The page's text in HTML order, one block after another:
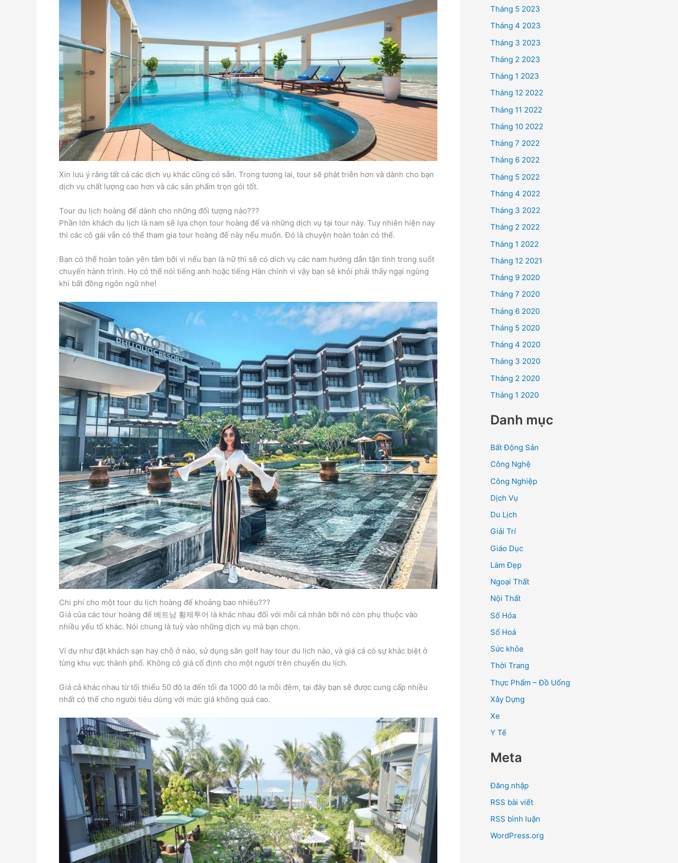
Xin lưu ý rằng tất cả các dịch vụ khác cũng có sẵn. Trong tương lai, tour sẽ phát triễn hơn và dành cho bạn
dịch vụ chất lượng cao hơn và các sản phẩm trọn gói tốt.
Tour du lịch hoàng đế dành cho những đối tượng nào???
Phần lớn khách du lịch là nam sẽ lựa chọn tour hoàng đế và những dịch vụ tại tour này. Tuy nhiên hiện nay
thì các cô gái vẫn có thể tham gia tour hoàng đế này nếu muốn. Đó là chuyện hoàn toàn có thể.
Bạn có thể hoàn toàn yên tâm bỡi vì nếu bạn là nữ thì sẽ có dich vụ các nam hướng dẫn tận tình trong suốt
chuyến hành trình. Họ có thể nói tiếng anh hoặc tiếng Hàn chính vì vậy bạn sẽ khỏi phải thấy ngại ngùng
khi bất đồng ngôn ngữ nhe!
Chi phí cho một tour du lịch hoàng đế khoảng bao nhiêu???
Giá của các tour hoàng đế 베트남 황제투어 là khác nhau đối với mỗi cá nhân bỡi nó còn phụ thuộc vào
nhiều yếu tố khác. Nói chung là tuỳ vào những dịch vụ mà bạn chọn.
Ví dụ như đặt khách sạn hay chỗ ở nào, sử dụng sân golf hay tour du lịch nào, và giá cả có sự khác biệt ở
từng khu vực thành phố. Không có giá cố định cho một người trên chuyến du lịch.
Giá cả khác nhau từ tối thiểu 50 đô la đến tối đa 1000 đô la mỗi đêm, tại đây bạn sẽ được cung cấp nhiều
nhất có thể cho người tiêu dùng với mức giá không quá cao.
Tháng 5 2023
Tháng 4 2023
Tháng 3 2023
Tháng 2 2023
Tháng 1 2023
Tháng 12 2022
Tháng 11 2022
Tháng 10 2022
Tháng 7 2022
Tháng 6 2022
Tháng 5 2022
Tháng 4 2022
Tháng 3 2022
Tháng 2 2022
Tháng 1 2022
Tháng 12 2021
Tháng 9 2020
Tháng 7 2020
Tháng 6 2020
Tháng 5 2020
Tháng 4 2020
Tháng 3 2020
Tháng 2 2020
Tháng 1 2020
Danh mục
Bất Động Sản
Công Nghệ
Công Nghiệp
Dịch Vụ
Du Lịch
Giải Trí
Giáo Dục
Làm Đẹp
Ngoại Thất
Nội Thất
Số Hóa
Số Hoá
Sức khỏe
Thời Trang
Thực Phẩm – Đồ Uống
Xây Dựng
Xe
Y Tế
Meta
Đăng nhập
RSS bài viết
RSS bình luận
WordPress.org